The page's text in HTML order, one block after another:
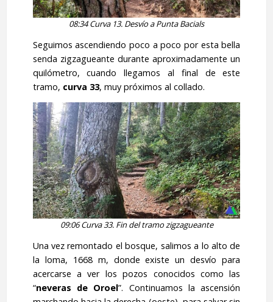
08:34 Curva 13. Desvío a Punta Bacials
Seguimos ascendiendo poco a poco por esta bella
senda zigzagueante durante aproximadamente un
quilómetro, cuando llegamos al final de este
tramo, curva 33, muy próximos al collado.
09:06 Curva 33. Fin del tramo zigzagueante
Una vez remontado el bosque, salimos a lo alto de
la loma, 1668 m, donde existe un desvío para
acercarse a ver los pozos conocidos como las
“neveras de Oroel”. Continuamos la ascensión